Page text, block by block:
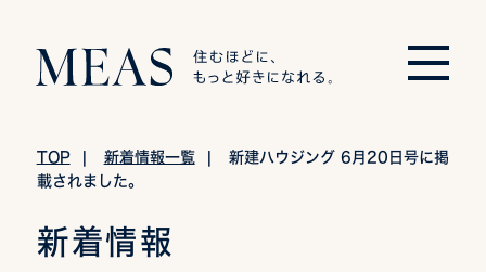
TOP| 新着情報一覧| 新建ハウジング 6月20日号に掲
載されました。
新着情報